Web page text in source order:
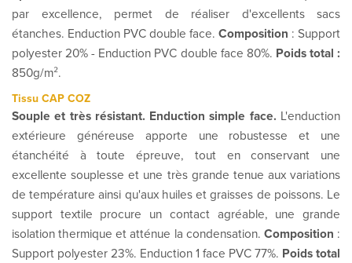
par excellence, permet de réaliser d'excellents sacs
étanches. Enduction PVC double face. Composition : Support
polyester 20% - Enduction PVC double face 80%. Poids total :
850g/m².
Tissu CAP COZ
Souple et très résistant. Enduction simple face. L'enduction
extérieure généreuse apporte une robustesse et une
étanchéité à toute épreuve, tout en conservant une
excellente souplesse et une très grande tenue aux variations
de température ainsi qu'aux huiles et graisses de poissons. Le
support textile procure un contact agréable, une grande
isolation thermique et atténue la condensation. Composition :
Support polyester 23%. Enduction 1 face PVC 77%. Poids total